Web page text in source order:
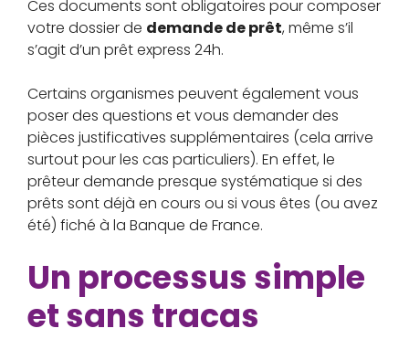
Ces documents sont obligatoires pour composer
votre dossier de demande de prêt, même s’il
s’agit d’un prêt express 24h.
Certains organismes peuvent également vous
poser des questions et vous demander des
pièces justificatives supplémentaires (cela arrive
surtout pour les cas particuliers). En effet, le
prêteur demande presque systématique si des
prêts sont déjà en cours ou si vous êtes (ou avez
été) fiché à la Banque de France.
Un processus simple
et sans tracas